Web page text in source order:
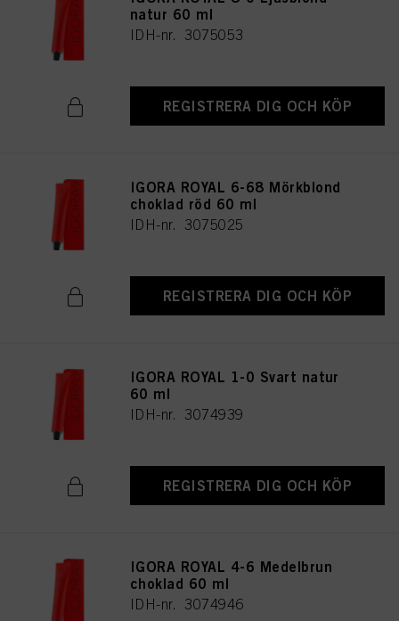
natur 60 ml
IDH-nr. 3075053
REGISTRERA DIG OCH KÖP
IGORA ROYAL 6-68 Mörkblond
choklad röd 60 ml
IDH-nr. 3075025
REGISTRERA DIG OCH KÖP
IGORA ROYAL 1-0 Svart natur
60 ml
IDH-nr. 3074939
REGISTRERA DIG OCH KÖP
IGORA ROYAL 4-6 Medelbrun
choklad 60 ml
IDH-nr. 3074946